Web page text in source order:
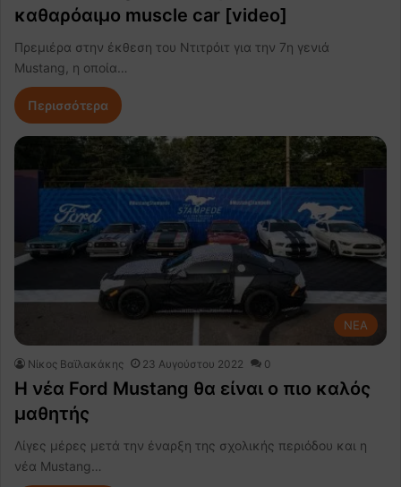
καθαρόαιμο muscle car [video]
Πρεμιέρα στην έκθεση του Ντιτρόιτ για την 7η γενιά
Mustang, η οποία…
Περισσότερα
NEA
Νίκος Βαϊλακάκης 23 Αυγούστου 2022 0
H νέα Ford Mustang θα είναι ο πιο καλός
μαθητής
Λίγες μέρες μετά την έναρξη της σχολικής περιόδου και η
νέα Mustang…